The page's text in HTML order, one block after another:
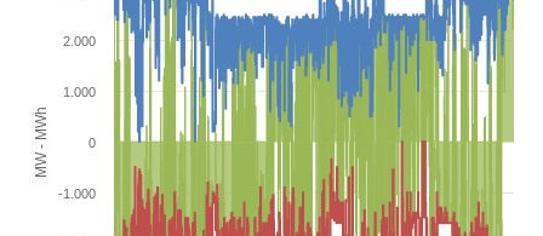
MW - MWh
-1.000
0
1.000
2.000